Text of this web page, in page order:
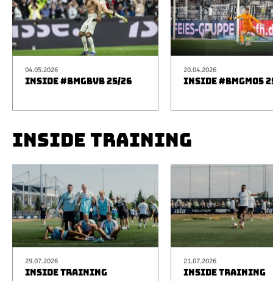
04.05.2026
INSIDE #BMGBVB 25/26
20.04.2026
INSIDE #BMGM05
INSIDE TRAINING
29.07.2026
INSIDE TRAINING
21.07.2026
INSIDE TRAINING